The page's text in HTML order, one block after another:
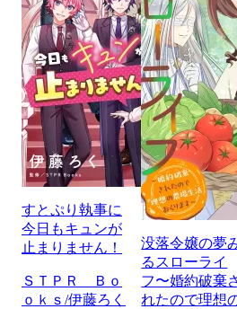
すとぷり執事に
今日もキュンが
止まりません！
ＳＴＰＲ Ｂｏ
ｏｋｓ/伊藤ろく
没落令嬢の夢
るスローライ
フ〜婚約破棄
れたので理想